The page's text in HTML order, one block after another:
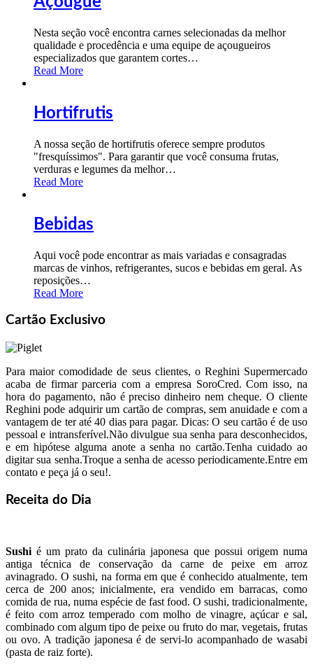
Nesta seção você encontra carnes selecionadas da melhor
qualidade e procedência e uma equipe de açougueiros
especializados que garantem cortes…
Read More
Hortifrutis
A nossa seção de hortifrutis oferece sempre produtos
"fresquíssimos". Para garantir que você consuma frutas,
verduras e legumes da melhor…
Read More
Bebidas
Aqui você pode encontrar as mais variadas e consagradas
marcas de vinhos, refrigerantes, sucos e bebidas em geral. As
reposições…
Read More
Cartão Exclusivo
Para maior comodidade de seus clientes, o Reghini Supermercado
acaba de firmar parceria com a empresa SoroCred. Com isso, na
hora do pagamento, não é preciso dinheiro nem cheque. O cliente
Reghini pode adquirir um cartão de compras, sem anuidade e com a
vantagem de ter até 40 dias para pagar. Dicas: O seu cartão é de uso
pessoal e intransferível.Não divulgue sua senha para desconhecidos,
e em hipótese alguma anote a senha no cartão.Tenha cuidado ao
digitar sua senha.Troque a senha de acesso periodicamente.Entre em
contato e peça já o seu!.
Receita do Dia
Sushi é um prato da culinária japonesa que possui origem numa
antiga técnica de conservação da carne de peixe em arroz
avinagrado. O sushi, na forma em que é conhecido atualmente, tem
cerca de 200 anos; inicialmente, era vendido em barracas, como
comida de rua, numa espécie de fast food. O sushi, tradicionalmente,
é feito com arroz temperado com molho de vinagre, açúcar e sal,
combinado com algum tipo de peixe ou fruto do mar, vegetais, frutas
ou ovo. A tradição japonesa é de servi-lo acompanhado de wasabi
(pasta de raiz forte).